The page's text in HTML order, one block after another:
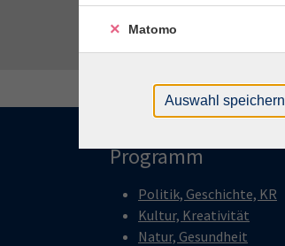
Programm
Politik, Geschichte, KR
Kultur, Kreativität
Natur, Gesundheit
Matomo
Auswahl speichern